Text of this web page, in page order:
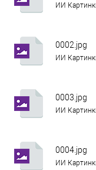
ИИ
0002.jpg
ИИ
0003.jpg
ИИ
0004.jpg
ИИ